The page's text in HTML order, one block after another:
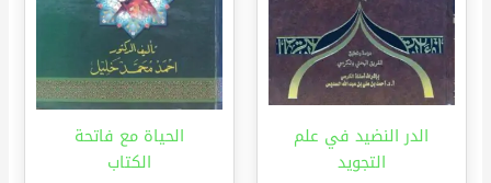
الدر النضيد في علم
التجويد
الحياة مع فاتحة
الكتاب